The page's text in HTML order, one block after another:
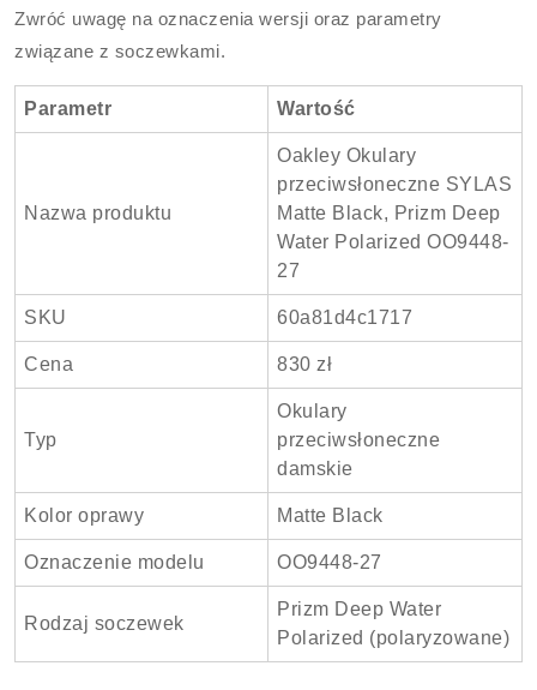
Zwróć uwagę na oznaczenia wersji oraz parametry
związane z soczewkami.
Parametr Wartość
Nazwa produktu
Oakley Okulary
przeciwsłoneczne SYLAS
Matte Black, Prizm Deep
Water Polarized OO9448-
27
SKU 60a81d4c1717
Cena 830 zł
Typ
Okulary
przeciwsłoneczne
damskie
Kolor oprawy Matte Black
Oznaczenie modelu OO9448-27
Rodzaj soczewek
Prizm Deep Water
Polarized (polaryzowane)